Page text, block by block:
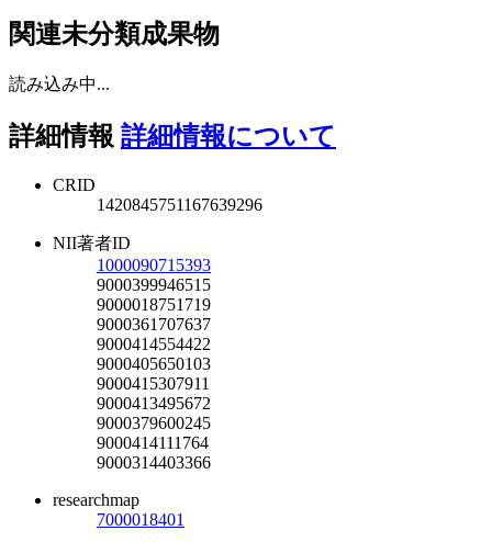
関連未分類成果物
読み込み中...
詳細情報 詳細情報について
CRID
1420845751167639296
NII著者ID
1000090715393
9000399946515
9000018751719
9000361707637
9000414554422
9000405650103
9000415307911
9000413495672
9000379600245
9000414111764
9000314403366
researchmap
7000018401